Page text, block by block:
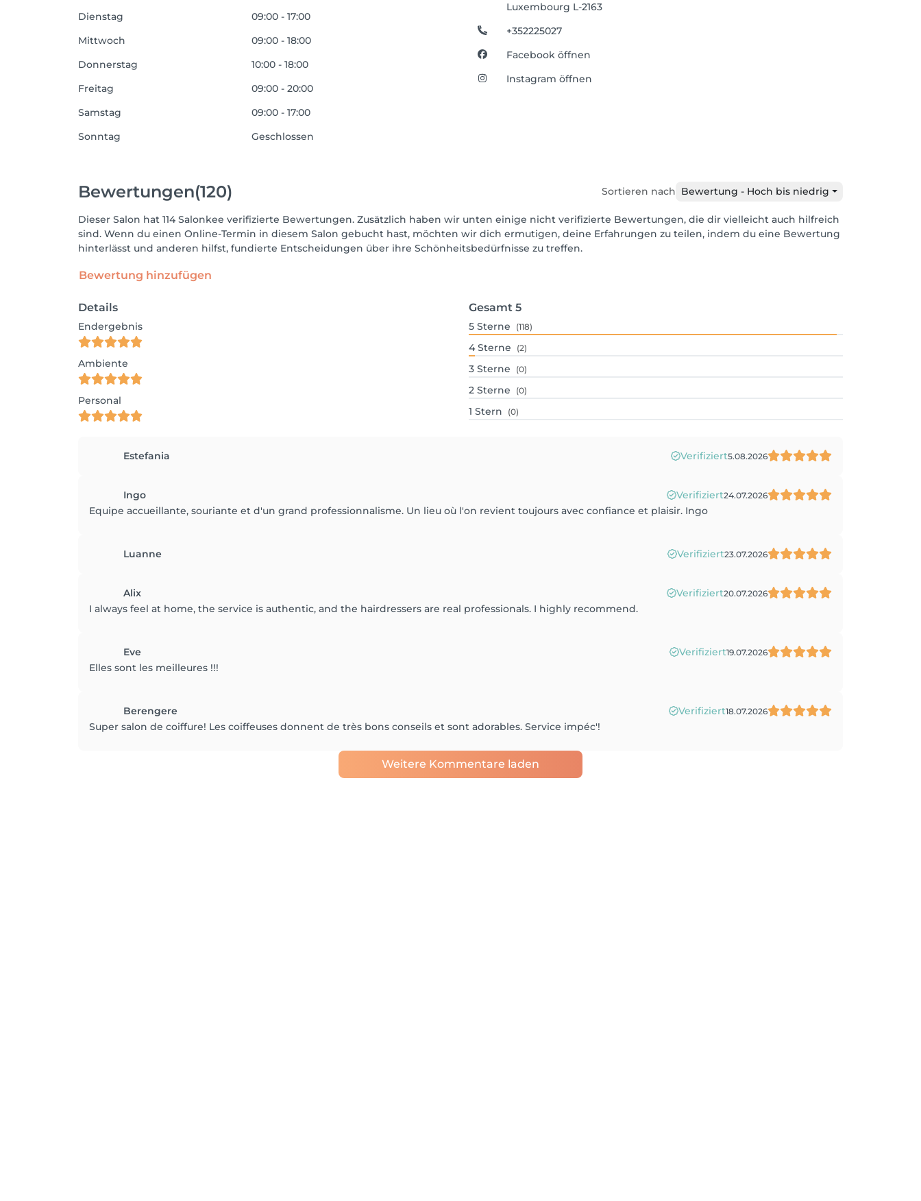
Dienstag
09:00 - 17:00
Mittwoch
09:00 - 18:00
Donnerstag
10:00 - 18:00
Freitag
09:00 - 20:00
Samstag
09:00 - 17:00
Sonntag
Geschlossen
Luxembourg L-2163
+352225027
Facebook öffnen
Instagram öffnen
Bewertungen(120) Sortieren nach Bewertung - Hoch bis niedrig
Dieser Salon hat 114 Salonkee verifizierte Bewertungen. Zusätzlich haben wir unten einige nicht verifizierte Bewertungen, die dir vielleicht auch hilfreich
sind. Wenn du einen Online-Termin in diesem Salon gebucht hast, möchten wir dich ermutigen, deine Erfahrungen zu teilen, indem du eine Bewertung
hinterlässt und anderen hilfst, fundierte Entscheidungen über ihre Schönheitsbedürfnisse zu treffen.
Bewertung hinzufügen
Details
Endergebnis
Ambiente
Personal
Gesamt 5
5 Sterne (118)
4 Sterne (2)
3 Sterne (0)
2 Sterne (0)
1 Stern (0)
Estefania Verifiziert5.08.2026
Ingo Verifiziert24.07.2026
Equipe accueillante, souriante et d'un grand professionnalisme. Un lieu où l'on revient toujours avec confiance et plaisir. Ingo
Luanne Verifiziert23.07.2026
Alix Verifiziert20.07.2026
I always feel at home, the service is authentic, and the hairdressers are real professionals. I highly recommend.
Eve Verifiziert19.07.2026
Elles sont les meilleures !!!
Berengere Verifiziert18.07.2026
Super salon de coiffure! Les coiffeuses donnent de très bons conseils et sont adorables. Service impéc'!
Weitere Kommentare laden